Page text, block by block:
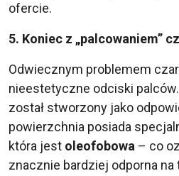
ofercie.
5. Koniec z „palcowaniem”
Odwiecznym problemem
nieestetyczne odciski
został stworzony jako
powierzchnia posiada
która jest oleofobowa – co
znacznie bardziej odporna